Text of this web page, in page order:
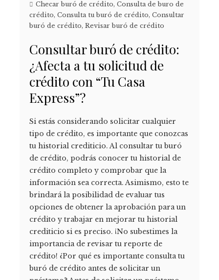
Checar buró de crédito, Consulta de buro de
crédito, Consulta tu buró de crédito, Consultar
buró de crédito, Revisar buró de crédito
Consultar buró de crédito:
¿Afecta a tu solicitud de
crédito con “Tu Casa
Express”?
Si estás considerando solicitar cualquier
tipo de crédito, es importante que conozcas
tu historial crediticio. Al consultar tu buró
de crédito, podrás conocer tu historial de
crédito completo y comprobar que la
información sea correcta. Asimismo, esto te
brindará la posibilidad de evaluar tus
opciones de obtener la aprobación para un
crédito y trabajar en mejorar tu historial
crediticio si es preciso. ¡No subestimes la
importancia de revisar tu reporte de
crédito! ¿Por qué es importante consulta tu
buró de crédito antes de solicitar un